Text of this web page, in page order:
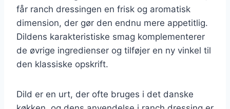
får ranch dressingen en frisk og aromatisk
dimension, der gør den endnu mere appetitlig.
Dildens karakteristiske smag komplementerer
de øvrige ingredienser og tilføjer en ny vinkel til
den klassiske opskrift.
Dild er en urt, der ofte bruges i det danske